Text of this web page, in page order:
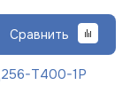
Сравнить
Т400-1Р